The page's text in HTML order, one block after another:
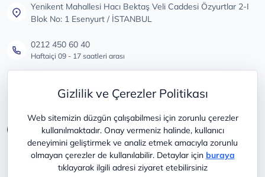
Gizlilik ve Çerezler Politikası
Web sitemizin düzgün çalışabilmesi için zorunlu çerezler
kullanılmaktadır. Onay vermeniz halinde, kullanıcı
deneyimini geliştirmek ve analiz etmek amacıyla zorunlu
olmayan çerezler de kullanılabilir. Detaylar için buraya
tıklayarak ilgili adresi ziyaret etebilirsiniz
Yenikent Mahallesi Hacı Bektaş Veli Caddesi Özyurtlar 2-I
Blok No: 1 Esenyurt / İSTANBUL
0212 450 60 40
Haftaiçi 09 - 17 saatleri arası
Tüm öneri ve şikayetleriniz için